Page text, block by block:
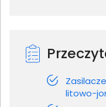
litowo-